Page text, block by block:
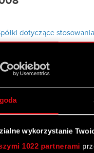
wykorzystanie
1022 partnerami
dotyczące
Optimus S.A. przez